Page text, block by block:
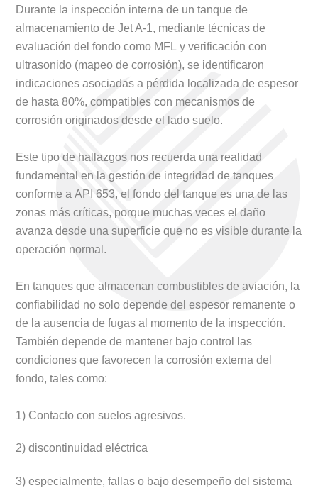
Durante la inspección interna de un tanque de
almacenamiento de Jet A-1, mediante técnicas de
evaluación del fondo como MFL y verificación con
ultrasonido (mapeo de corrosión), se identificaron
indicaciones asociadas a pérdida localizada de espesor
de hasta 80%, compatibles con mecanismos de
corrosión originados desde el lado suelo.
Este tipo de hallazgos nos recuerda una realidad
fundamental en la gestión de integridad de tanques
conforme a API 653, el fondo del tanque es una de las
zonas más críticas, porque muchas veces el daño
avanza desde una superficie que no es visible durante la
operación normal.
En tanques que almacenan combustibles de aviación, la
confiabilidad no solo depende del espesor remanente o
de la ausencia de fugas al momento de la inspección.
También depende de mantener bajo control las
condiciones que favorecen la corrosión externa del
fondo, tales como:
1) Contacto con suelos agresivos.
2) discontinuidad eléctrica
3) especialmente, fallas o bajo desempeño del sistema